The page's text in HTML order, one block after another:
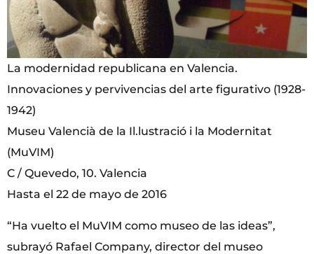
La modernidad republicana en Valencia.
Innovaciones y pervivencias del arte figurativo (1928-
1942)
Museu Valencià de la Il.lustració i la Modernitat
(MuVIM)
C / Quevedo, 10. Valencia
Hasta el 22 de mayo de 2016
“Ha vuelto el MuVIM como museo de las ideas”,
subrayó Rafael Company, director del museo